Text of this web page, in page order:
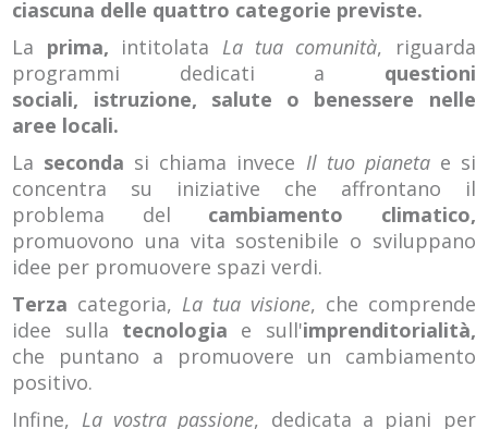
ciascuna delle quattro categorie previste.
La prima, intitolata La tua comunità, riguarda
programmi dedicati a questioni
sociali, istruzione, salute o benessere nelle
aree locali.
La seconda si chiama invece Il tuo pianetae si
concentra su iniziative che affrontano il
problema del cambiamento climatico,
promuovono una vita sostenibile o sviluppano
idee per promuovere spazi verdi.
Terza categoria, La tua visione, che comprende
idee sulla tecnologia e sull'imprenditorialità,
che puntano a promuovere un cambiamento
positivo.
Infine, La vostra passione, dedicata a piani per